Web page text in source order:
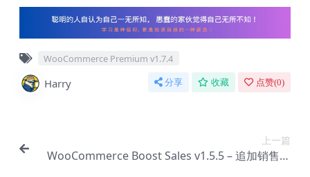
WooCommerce Premium v​​1.7.4
Harry 分享 收藏 点赞(0)
上一篇
WooCommerce Boost Sales v1.5.5 – 追加销售和